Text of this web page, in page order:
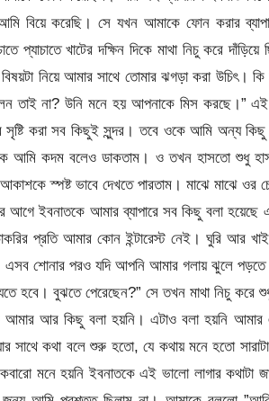
বিয়ে করেছি। সে যখন আমাকে ফোন করার
প্যাচাতে খাটের দক্ষিন দিকে মাথা নিচু করে
নিয়ে আমার সাথে তোমার ঝগড়া করা উচিৎ।
তাই না? উনি মনে হয় আপনাকে মিস
সৃষ্টি করা সব কিছুই সুন্দর। তবে ওকে আমি অন্য
আমি কদম বলেও ডাকতাম। ও তখন হাসতো শুধু
স্পষ্ট ভাবে দেখতে পারতাম। মাঝে মাঝে ওর
আগে ইবনাতকে আমার ব্যাপারে সব কিছু বলা
প্রতি আমার কোন ইন্টারেস্ট নেই। ঘুরি আর
শোনার পরও যদি আপনি আমার গলায় ঝুলে পড়তে
হবে। বুঝতে পেরেছেন?” সে তখন মাথা নিচু
আর কিছু বলা হয়নি। এটাও বলা হয়নি
সাথে কথা বলে শুরু হতো, যে কথায় মনে হতো
মনে হয়নি ইবনাতকে এই ভালো লাগার কথাটা